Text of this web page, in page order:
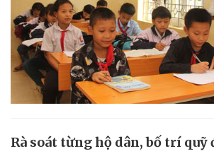
Rà soát từng hộ dân, bố trí quỹ